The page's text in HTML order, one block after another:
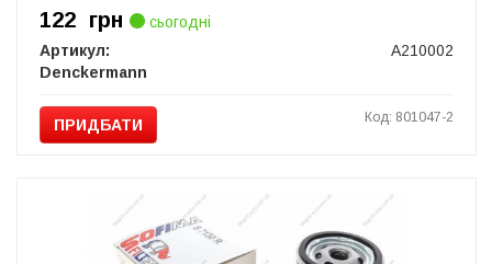
122 грн
сьогодні
Артикул:
A210002
Denckermann
ПРИДБАТИ Код: 801047-2